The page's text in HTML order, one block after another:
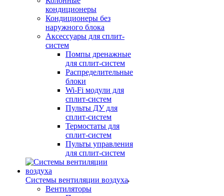
кондиционеры
Кондиционеры без
наружного блока
Аксессуары для сплит-
систем
Помпы дренажные
для сплит-систем
Распределительные
блоки
Wi-Fi модули для
сплит-систем
Пульты ДУ для
сплит-систем
Термостаты для
сплит-систем
Пульты управления
для сплит-систем
Системы вентиляции воздуха
Вентиляторы